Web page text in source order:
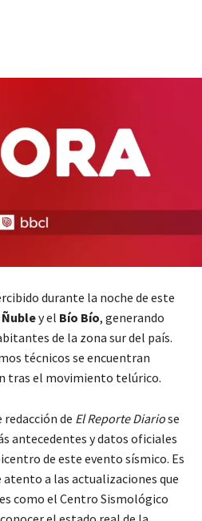
durante la noche de este
Ñubley el Bío Bío, generando
de la zona sur del país.
técnicos se encuentran
tras el movimiento telúrico.
de El Reporte Diariose
antecedentes y datos oficiales
de este evento sísmico. Es
a las actualizaciones que
como el Centro Sismológico